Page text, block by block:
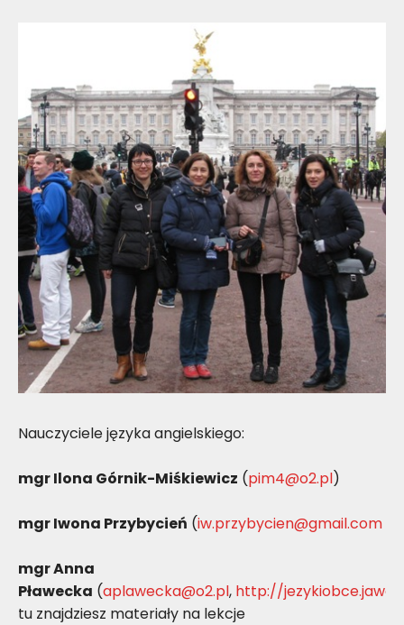
Nauczyciele języka angielskiego:
mgr Ilona Górnik-Miśkiewicz (pim4@o2.pl)
mgr Iwona Przybycień (iw.przybycien@gmail.com
mgr Anna
Pławecka (aplawecka@o2.pl, http://
tu znajdziesz materiały na lekcje